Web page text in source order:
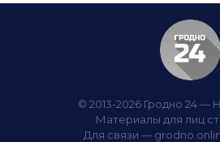
© 2013-2026 Гродно 24 —
Материалы для лиц
Для связи —